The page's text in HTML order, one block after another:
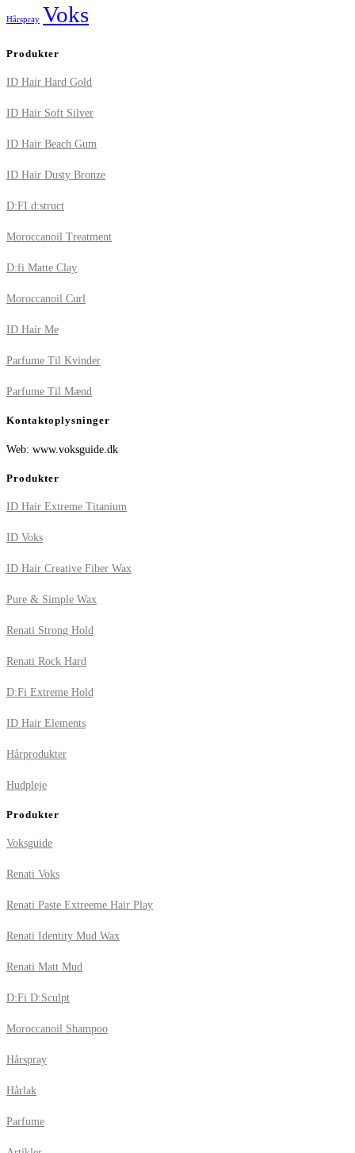
Hårspray Voks
Produkter
ID Hair Hard Gold
ID Hair Soft Silver
ID Hair Beach Gum
ID Hair Dusty Bronze
D:FI d:struct
Moroccanoil Treatment
D:fi Matte Clay
Moroccanoil Curl
ID Hair Me
Parfume Til Kvinder
Parfume Til Mænd
Kontaktoplysninger
Web: www.voksguide.dk
Produkter
ID Hair Extreme Titanium
ID Voks
ID Hair Creative Fiber Wax
Pure & Simple Wax
Renati Strong Hold
Renati Rock Hard
D:Fi Extreme Hold
ID Hair Elements
Hårprodukter
Hudpleje
Produkter
Voksguide
Renati Voks
Renati Paste Extreeme Hair Play
Renati Identity Mud Wax
Renati Matt Mud
D:Fi D:Sculpt
Moroccanoil Shampoo
Hårspray
Hårlak
Parfume